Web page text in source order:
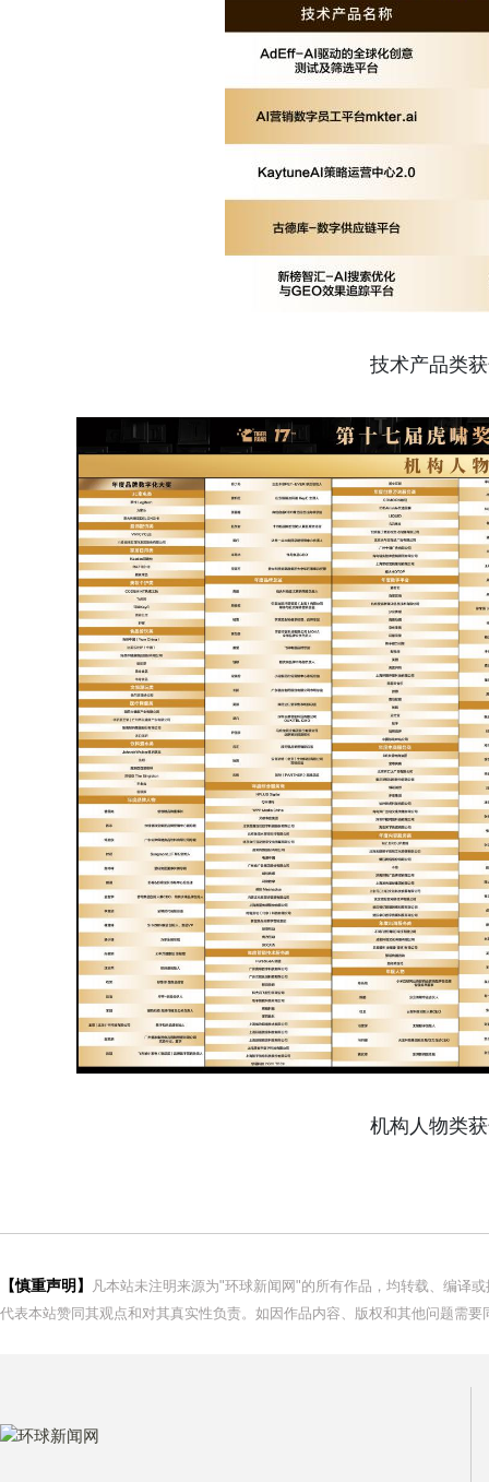
技术产品类
机构人物类
【慎重声明】
凡本站未注明来源为"环球新闻网"的所有作品，均转载、编译
代表本站赞同其观点和对其真实性负责。如因作品内容、版权和其他问题需